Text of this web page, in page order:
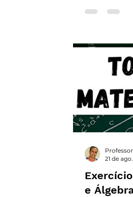
e
21 de